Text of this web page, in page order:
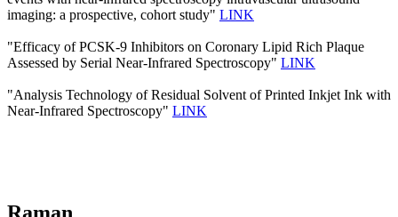
imaging: a prospective, cohort study" LINK
"Efficacy of PCSK-9 Inhibitors on Coronary Lipid Rich Plaque
Assessed by Serial Near-Infrared Spectroscopy" LINK
"Analysis Technology of Residual Solvent of Printed Inkjet Ink with
Near-Infrared Spectroscopy" LINK